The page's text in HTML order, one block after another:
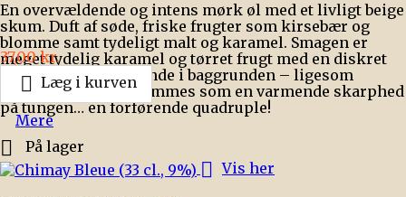
En overvældende og intens mørk øl med et livligt beige
skum. Duft af søde, friske frugter som kirsebær og
blomme samt tydeligt malt og karamel. Smagen er
meget tydelig karamel og tørret frugt med en diskret
humlebitterhed lurende i baggrunden – ligesom
alkoholen, der fornemmes som en varmende skarphed
på tungen… en forførende quadruple!
Pris
37,00 kr.
 Læg i kurven
Mere
 På lager
 Vis her